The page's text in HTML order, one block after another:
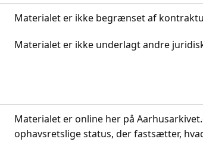
Materialet er ikke begrænset af
Materialet er ikke underlagt andre
Materialet er online her på
ophavsretslige status, der fastsætter,